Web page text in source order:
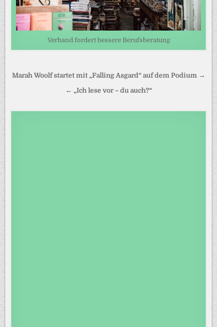
Verband fordert bessere Berufsberatung
Beitragsnavigation
Marah Woolf startet mit „Falling Asgard“ auf dem Podium →
← „Ich lese vor – du auch?“